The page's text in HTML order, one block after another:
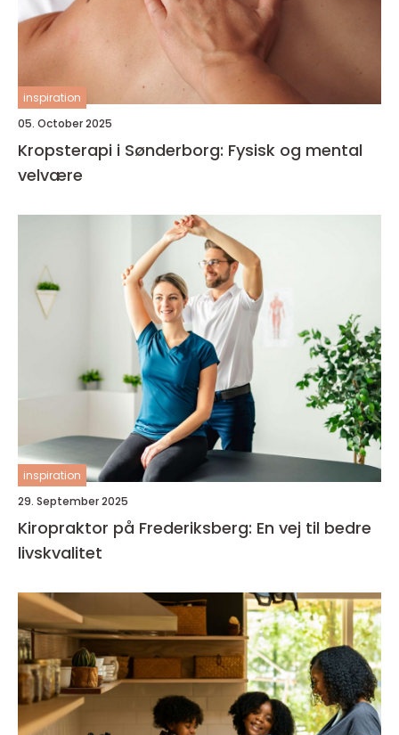
inspiration
05. October 2025
Kropsterapi i Sønderborg: Fysisk og mental
velvære
inspiration
29. September 2025
Kiropraktor på Frederiksberg: En vej til bedre
livskvalitet